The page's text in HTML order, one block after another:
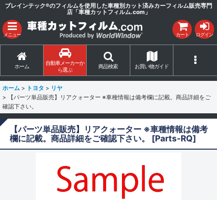
ブレインテック®のフィルムを使用した車種別カット済みカーフィルム販売専門
店「車種カットフィルム.com」
メニュー カート ログイン
ホーム
自動車メーカーか
ら選ぶ
商品検索 お買い物ガイド
ホーム > トヨタ > リヤ
>
【パーツ単品販売】リアクォーター ※車種情報は備考欄に記載。商品詳細をご
確認下さい。
【パーツ単品販売】リアクォーター ※車種情報は備考
欄に記載。商品詳細をご確認下さい。
[Parts-RQ]